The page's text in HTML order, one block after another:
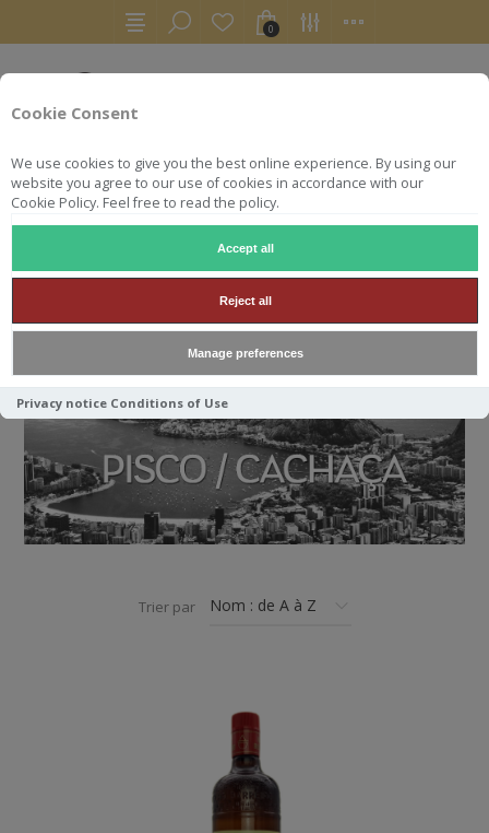
Cookie Consent
We use cookies to give you the best online experience. By using our
website you agree to our use of cookies in accordance with our
Cookie Policy. Feel free to read the policy.
Accept all
Reject all
Manage preferences
Privacy notice Conditions of Use
0
ACCUEIL AUTRES PISCO
PISCO
Trier par